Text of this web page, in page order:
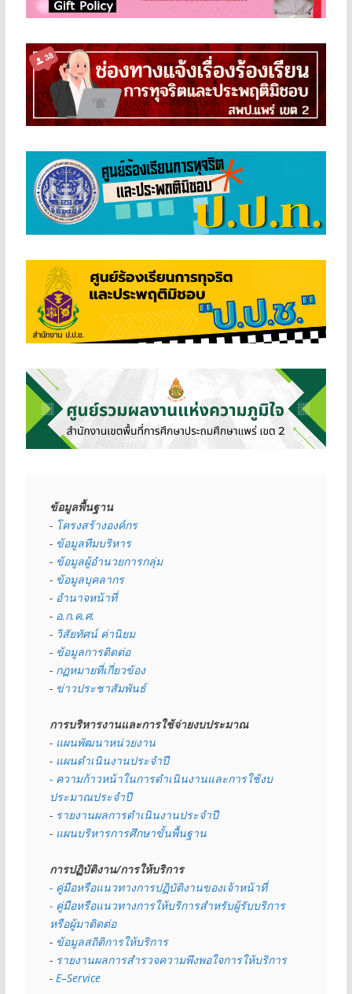
ข้อมูลพื้นฐาน
- โครงสร้างองค์กร
- ข้อมูลทีมบริหาร
- ข้อมูลผู้อำนวยการกลุ่ม
- ข้อมูลบุคลากร
- อำนาจหน้าที่
- อ.ก.ค.ศ.
- วิสัยทัศน์ ค่านิยม
- ข้อมูลการติดต่อ
- กฏหมายที่เกี่ยวข้อง
- ข่าวประชาสัมพันธ์
การบริหารงานและการใช้จ่ายงบประมาณ
- แผนพัฒนาหน่วยงาน
- แผนดำเนินงานประจำปี
- ความก้าวหน้าในการดำเนินงานและการใช้งบ
ประมาณประจำปี
- รายงานผลการดำเนินงานประจำปี
- แผนบริหารการศึกษาขั้นพื้นฐาน
การปฏิบัติงาน/การให้บริการ
- คู่มือหรือแนวทางการปฏิบัติงานของเจ้าหน้าที่
- คู่มือหรือแนวทางการให้บริการสำหรับผู้รับบริการ
หรือผู้มาติดต่อ
- ข้อมูลสถิติการให้บริการ
- รายงานผลการสำรวจความพึงพอใจการให้บริการ
- E–Service